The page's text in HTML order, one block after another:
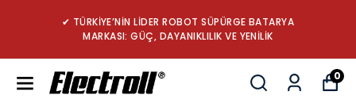
✔ TÜRKİYE’NİN LİDER ROBOT SÜPÜRGE BATARYA
MARKASI: GÜÇ, DAYANIKLILIK VE YENİLİK
0